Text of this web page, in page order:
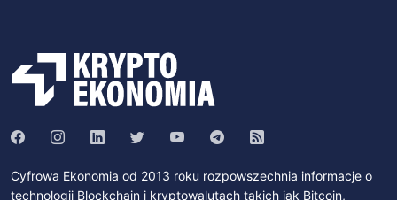
Cyfrowa Ekonomia od 2013 roku rozpowszechnia informacje o
technologii Blockchain i kryptowalutach takich jak Bitcoin,